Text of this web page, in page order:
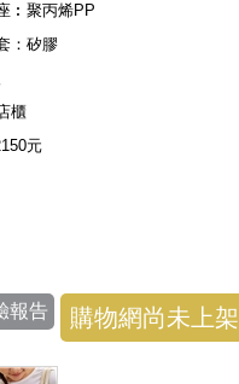
︰聚丙烯PP
：矽膠
櫃
元
報告 購物網尚未上架